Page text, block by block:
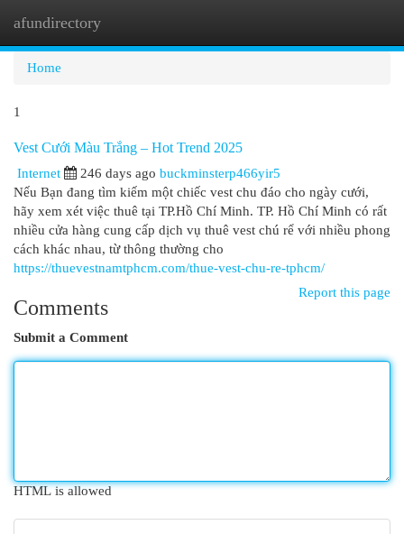
afundirectory
Home
1
Vest Cưới Màu Trắng – Hot Trend 2025
Internet 246 days ago buckminsterp466yir5
Nếu Bạn đang tìm kiếm một chiếc vest chu đáo cho ngày cưới,
hãy xem xét việc thuê tại TP.Hồ Chí Minh. TP. Hồ Chí Minh có rất
nhiều cửa hàng cung cấp dịch vụ thuê vest chú rể với nhiều phong
cách khác nhau, từ thông thường cho
https://thuevestnamtphcm.com/thue-vest-chu-re-tphcm/
Report this page
Comments
Submit a Comment
HTML is allowed